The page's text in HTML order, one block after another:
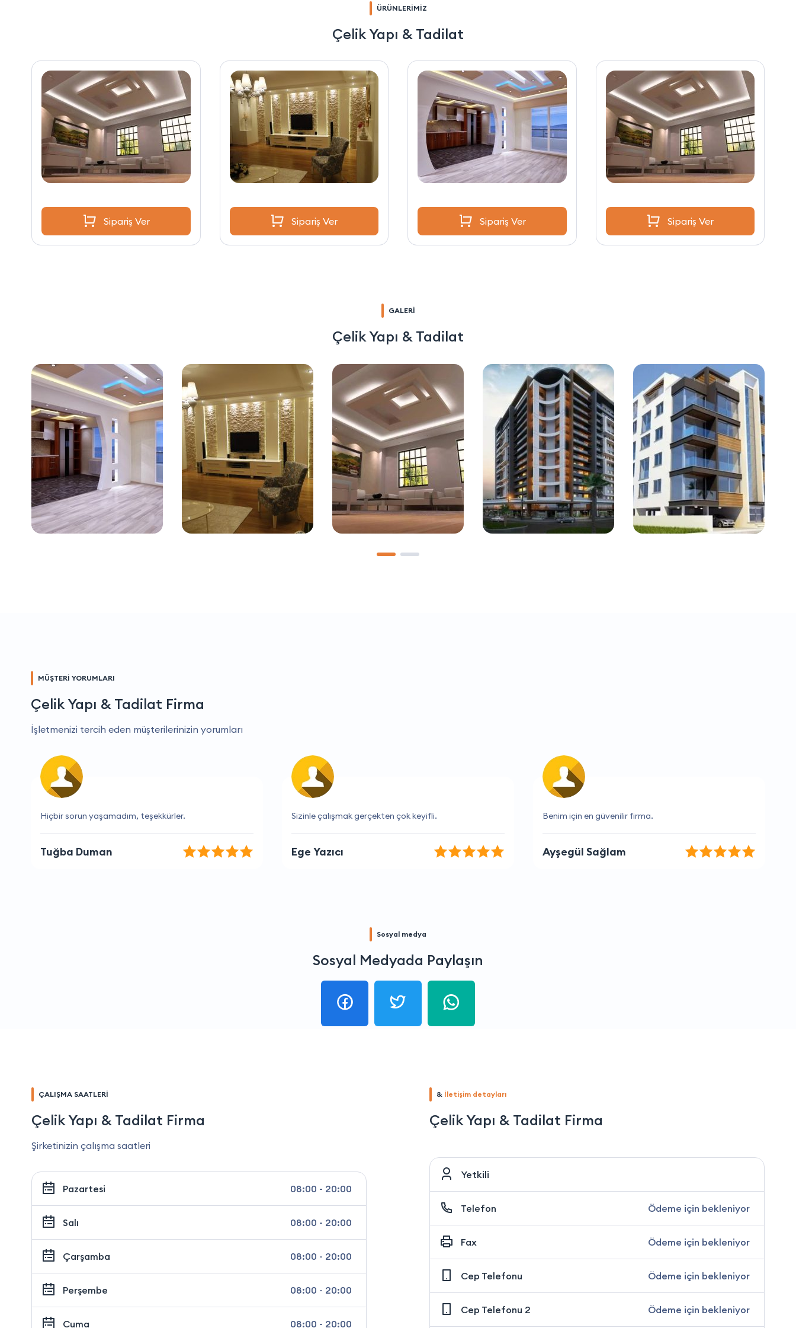
ÜRÜNLERİMİZ
Çelik Yapı & Tadilat
Sipariş Ver Sipariş Ver Sipariş Ver Sipariş Ver
GALERİ
Çelik Yapı & Tadilat
MÜŞTERİ YORUMLARI
Çelik Yapı & Tadilat Firma
İşletmenizi tercih eden müşterilerinizin yorumları
Sizinle çalışmak gerçekten çok keyifli.
Ege Yazıcı
Benim için en güvenilir firma.
Ayşegül Sağlam
Hiçbir sorun yaşamadım, teşekkürler.
Tuğba Duman
Sosyal medya
Sosyal Medyada Paylaşın
ÇALIŞMA SAATLERİ
Çelik Yapı & Tadilat Firma
Şirketinizin çalışma saatleri
Pazartesi 08:00 - 20:00
Salı 08:00 - 20:00
Çarşamba 08:00 - 20:00
Perşembe 08:00 - 20:00
Cuma 08:00 - 20:00
& İletişim detayları
Çelik Yapı & Tadilat Firma
Yetkili
Telefon Ödeme için bekleniyor
Fax Ödeme için bekleniyor
Cep Telefonu Ödeme için bekleniyor
Cep Telefonu 2 Ödeme için bekleniyor